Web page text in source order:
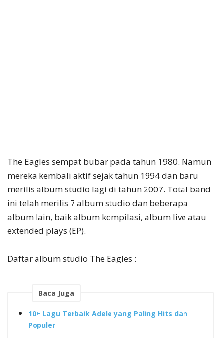
The Eagles sempat bubar pada tahun 1980. Namun
mereka kembali aktif sejak tahun 1994 dan baru
merilis album studio lagi di tahun 2007. Total band
ini telah merilis 7 album studio dan beberapa
album lain, baik album kompilasi, album live atau
extended plays (EP).
Daftar album studio The Eagles :
Baca Juga
10+ Lagu Terbaik Adele yang Paling Hits dan
Populer